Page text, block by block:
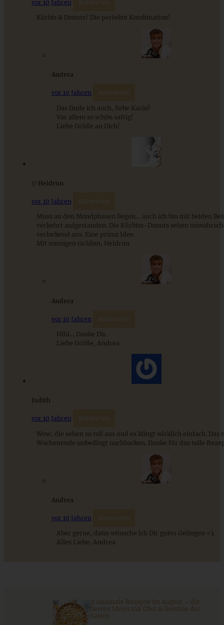
Kürbis-Cheesecake mit Salzkaramell – salted caramel
pumpkin cheesecake
Saftiger Kürbis-Hefekranz mit Zimt
Mediterran gewürztes Gemüse auf cremigem Tahini-
Minuten auf dem Tisch!
vor 10 Jahren Antworten
Kürbis & Donuts? Die perfekte Kombination!
Andrea
vor 10 Jahren Antworten
Das finde ich auch, liebe Karin!
Vor allem so schön saftig!
Liebe Grüße an Dich!
// Heidrun
vor 10 Jahren Antworten
Muss an den Mondphasen liegen… auch ich bin mit beiden
verkehrt aufgestanden. Die Kürbiss-Donuts sehen
verlockend aus. Eine prima Idee.
Mit sonnigen Grüßen, Heidrun
Andrea
vor 10 Jahren Antworten
Hihi… Danke Dir.
Liebe Grüße, Andrea
Judith
vor 10 Jahren Antworten
Wow, die sehen so toll aus und es klingt wirklich einfach. Das
Wochenende unbedingt nachbacken. Danke für das tolle
Andrea
vor 10 Jahren Antworten
Aber gerne, dann wünsche ich Dir gutes Gelingen <3
Alles Liebe, Andrea
9 saisonale Rezepte im August – die
besten Ideen mit Obst & Gemüse der
Saison